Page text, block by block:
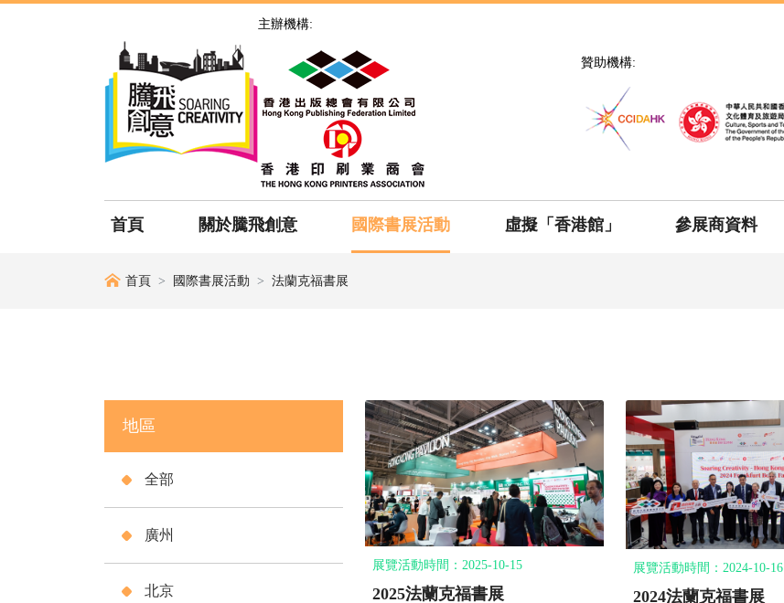
主辦機構:
贊助機構:
首頁 關於騰飛創意 國際書展活動 虛擬「香港館」 參展商資料
首頁 國際書展活動 法蘭克福書展
地區
全部
廣州
北京
展覽活動時間：2025-10-15
2025法蘭克福書展
展覽活動時間：2024-10-16
2024法蘭克福書展